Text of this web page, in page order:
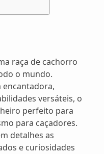
raça de cachorro
o mundo.
encantadora,
versáteis, o
perfeito para
para caçadores.
detalhes as
e curiosidades